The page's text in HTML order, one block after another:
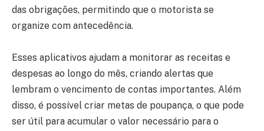
das obrigações, permitindo que o motorista se
organize com antecedência.
Esses aplicativos ajudam a monitorar as receitas e
despesas ao longo do mês, criando alertas que
lembram o vencimento de contas importantes. Além
disso, é possível criar metas de poupança, o que pode
ser útil para acumular o valor necessário para o